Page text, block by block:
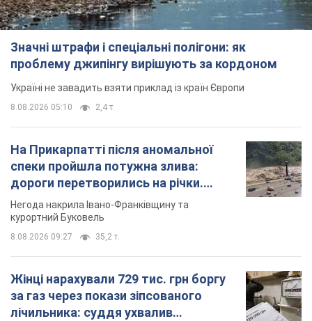
Значні штрафи і спеціальні полігони: як
проблему джипінгу вирішують за кордоном
Україні не завадить взяти приклад із країн Європи
8.08.2026 05:10 2,4 т.
На Прикарпатті після аномальної
спеки пройшла потужна злива:
дороги перетворились на річки.
Відео
Негода накрила Івано-Франківщину та
курортний Буковель
8.08.2026 09:27 35,2 т.
Жінці нарахували 729 тис. грн боргу
за газ через покази зіпсованого
лічильника: суддя ухвалив